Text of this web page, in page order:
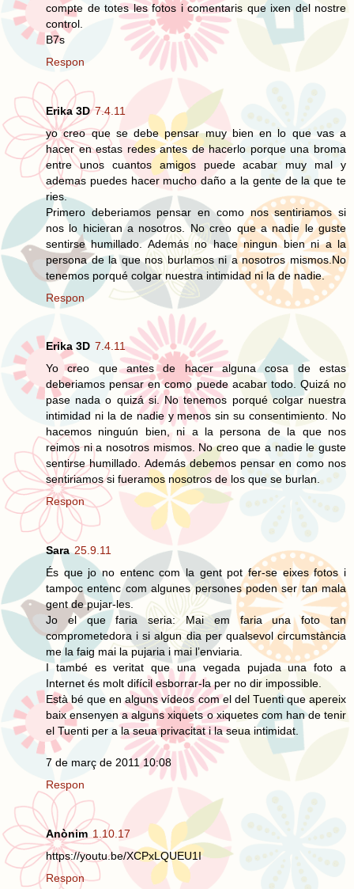
compte de totes les fotos i comentaris que ixen del nostre
control.
B7s
Respon
Erika 3D 7.4.11
yo creo que se debe pensar muy bien en lo que vas a
hacer en estas redes antes de hacerlo porque una broma
entre unos cuantos amigos puede acabar muy mal y
ademas puedes hacer mucho daño a la gente de la que te
ries.
Primero deberiamos pensar en como nos sentiriamos si
nos lo hicieran a nosotros. No creo que a nadie le guste
sentirse humillado. Además no hace ningun bien ni a la
persona de la que nos burlamos ni a nosotros mismos.No
tenemos porqué colgar nuestra intimidad ni la de nadie.
Respon
Erika 3D 7.4.11
Yo creo que antes de hacer alguna cosa de estas
deberiamos pensar en como puede acabar todo. Quizá no
pase nada o quizá si. No tenemos porqué colgar nuestra
intimidad ni la de nadie y menos sin su consentimiento. No
hacemos ninguún bien, ni a la persona de la que nos
reimos ni a nosotros mismos. No creo que a nadie le guste
sentirse humillado. Además debemos pensar en como nos
sentiriamos si fueramos nosotros de los que se burlan.
Respon
Sara 25.9.11
És que jo no entenc com la gent pot fer-se eixes fotos i
tampoc entenc com algunes persones poden ser tan mala
gent de pujar-les.
Jo el que faria seria: Mai em faria una foto tan
comprometedora i si algun dia per qualsevol circumstància
me la faig mai la pujaria i mai l’enviaria.
I també es veritat que una vegada pujada una foto a
Internet és molt difícil esborrar-la per no dir impossible.
Està bé que en alguns vídeos com el del Tuenti que apereix
baix ensenyen a alguns xiquets o xiquetes com han de tenir
el Tuenti per a la seua privacitat i la seua intimidat.
7 de març de 2011 10:08
Respon
Anònim 1.10.17
https://youtu.be/XCPxLQUEU1I
Respon